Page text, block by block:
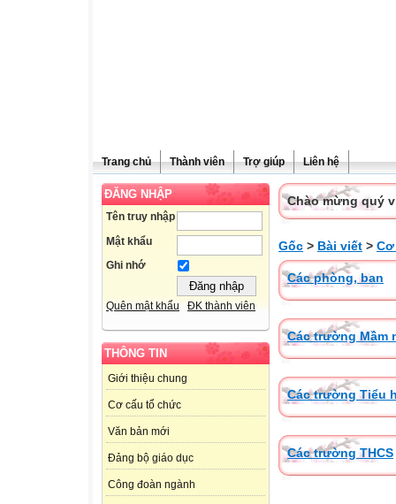
Trang chủ Thành viên Trợ giúp Liên hệ
ĐĂNG NHẬP
Tên truy nhập
Mật khẩu
Ghi nhớ
Quên mật khẩu ĐK thành viên
THÔNG TIN
Giới thiệu chung
Cơ cấu tổ chức
Văn bản mới
Đảng bộ giáo dục
Công đoàn ngành
Chào mừng quý
Gốc > Bài viết >
Các phòng, ban
Các trường Mầm
Các trường Tiểu
Các trường THCS